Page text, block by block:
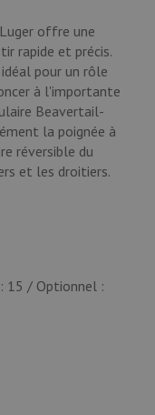
offre une
rapide et précis.
pour un rôle
à l'importante
Beavertail-
la poignée à
réversible du
et les droitiers.
15 / Optionnel :